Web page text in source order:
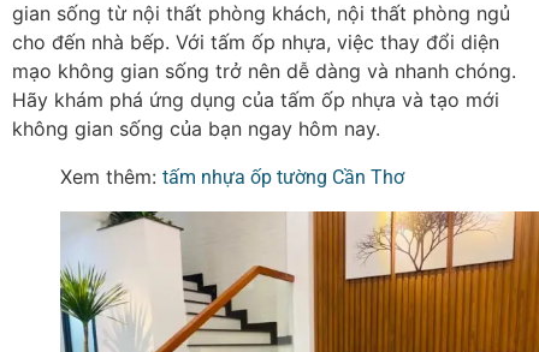
gian sống từ nội thất phòng khách, nội thất phòng ngủ
cho đến nhà bếp. Với tấm ốp nhựa, việc thay đổi diện
mạo không gian sống trở nên dễ dàng và nhanh chóng.
Hãy khám phá ứng dụng của tấm ốp nhựa và tạo mới
không gian sống của bạn ngay hôm nay.
Xem thêm: tấm nhựa ốp tường Cần Thơ